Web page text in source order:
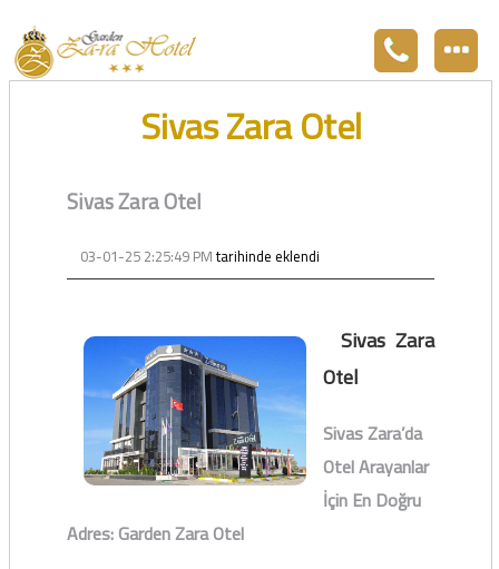
Sivas Zara Otel
Sivas Zara Otel
03-01-25 2:25:49 PMtarihinde eklendi
Sivas Zara
Otel
Sivas Zara’da
Otel Arayanlar
İçin En Doğru
Adres: Garden Zara Otel